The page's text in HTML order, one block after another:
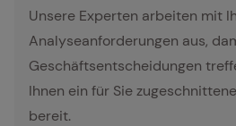
Unsere Experten arbeiten mit
Analyseanforderungen aus,
Geschäftsentscheidungen
Ihnen ein für Sie
bereit.